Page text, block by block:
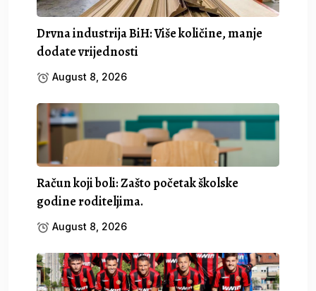
Drvna industrija BiH: Više količine, manje
dodate vrijednosti
August 8, 2026
Račun koji boli: Zašto početak školske
godine roditeljima.
August 8, 2026